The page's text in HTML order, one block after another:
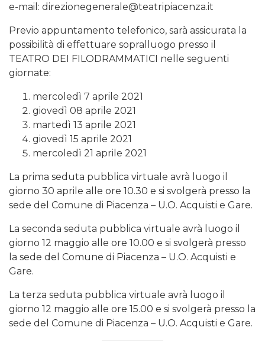
e-mail: direzionegenerale@teatripiacenza.it
Previo appuntamento telefonico, sarà assicurata la
possibilità di effettuare sopralluogo presso il
TEATRO DEI FILODRAMMATICI nelle seguenti
giornate:
mercoledì 7 aprile 2021
giovedì 08 aprile 2021
martedì 13 aprile 2021
giovedì 15 aprile 2021
mercoledì 21 aprile 2021
La prima seduta pubblica virtuale avrà luogo il
giorno 30 aprile alle ore 10.30 e si svolgerà presso la
sede del Comune di Piacenza – U.O. Acquisti e Gare.
La seconda seduta pubblica virtuale avrà luogo il
giorno 12 maggio alle ore 10.00 e si svolgerà presso
la sede del Comune di Piacenza – U.O. Acquisti e
Gare.
La terza seduta pubblica virtuale avrà luogo il
giorno 12 maggio alle ore 15.00 e si svolgerà presso la
sede del Comune di Piacenza – U.O. Acquisti e Gare.